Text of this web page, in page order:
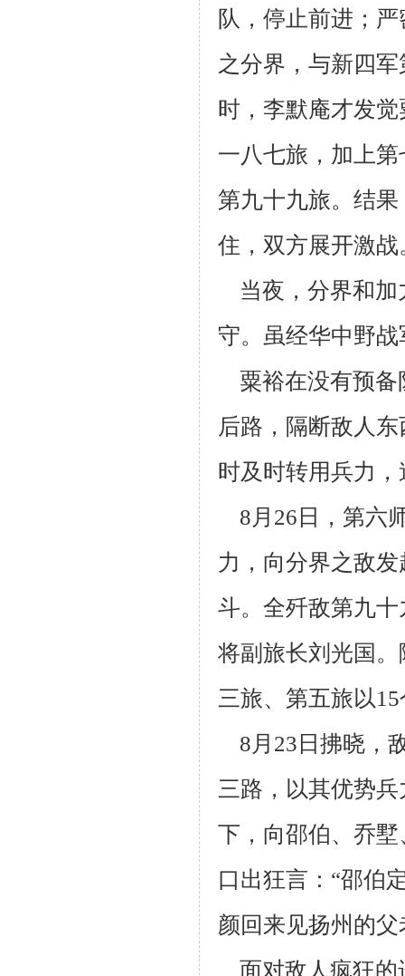
队，停止前进；严
之分界，与新四
时，李默庵才发
一八七旅，加上第
第九十九旅。结
住，双方展开激战
当夜，分界和加
守。虽经华中野
粟裕在没有预备
后路，隔断敌人
时及时转用兵力，
8月26日，第六
力，向分界之敌
斗。全歼敌第九十
将副旅长刘 光国
三旅、第五旅以
8月23日拂晓，
三路，以其优势
下，向邵伯、乔
口出狂言： “邵伯
颜回来见扬州的父
面对敌人疯狂的